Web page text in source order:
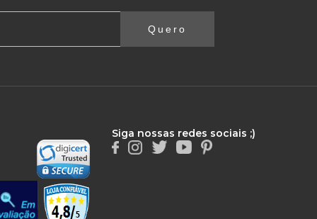
Quero
Siga nossas redes sociais ;)